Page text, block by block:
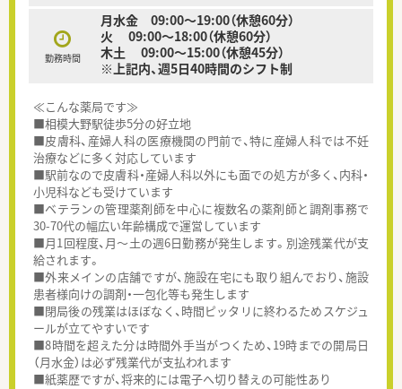
勤務時間
月水金 09:00～19:00（休憩60分）
火 09:00～18:00（休憩60分）
木土 09:00～15:00（休憩45分）
※上記内、週5日40時間のシフト制
≪こんな薬局です≫
■相模大野駅徒歩5分の好立地
■皮膚科、産婦人科の医療機関の門前で、特に産婦人科では不妊
治療などに多く対応しています
■駅前なので皮膚科・産婦人科以外にも面での処方が多く、内科・
小児科なども受けています
■ベテランの管理薬剤師を中心に複数名の薬剤師と調剤事務で
30-70代の幅広い年齢構成で運営しています
■月1回程度、月～土の週6日勤務が発生します。別途残業代が支
給されます。
■外来メインの店舗ですが、施設在宅にも取り組んでおり、施設
患者様向けの調剤・一包化等も発生します
■閉局後の残業はほぼなく、時間ピッタリに終わるためスケジュ
ールが立てやすいです
■8時間を超えた分は時間外手当がつくため、19時までの開局日
（月水金）は必ず残業代が支払われます
■紙薬歴ですが、将来的には電子へ切り替えの可能性あり